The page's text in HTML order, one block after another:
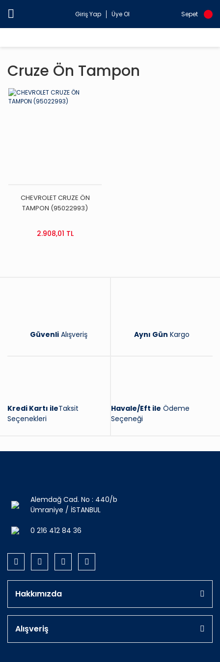
Giriş Yap Üye Ol Sepet
Cruze Ön Tampon
CHEVROLET CRUZE ÖN
TAMPON (95022993)
2.908,01 TL
Güvenli Alışveriş Aynı Gün Kargo
Kredi Kartı ileTaksit
Seçenekleri
Havale/Eft ile Ödeme
Seçeneği
Alemdağ Cad. No : 440/b
Ümraniye / İSTANBUL
0 216 412 84 36
Hakkımızda
Alışveriş